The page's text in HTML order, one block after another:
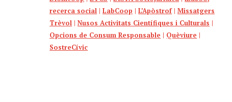
recerca social |LabCoop |L’Apòstrof|Missatgers
Trèvol |Nusos Activitats Científiques i Culturals |
Opcions de Consum Responsable | Quèviure |
SostreCívic